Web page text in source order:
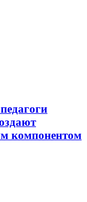
компонентом